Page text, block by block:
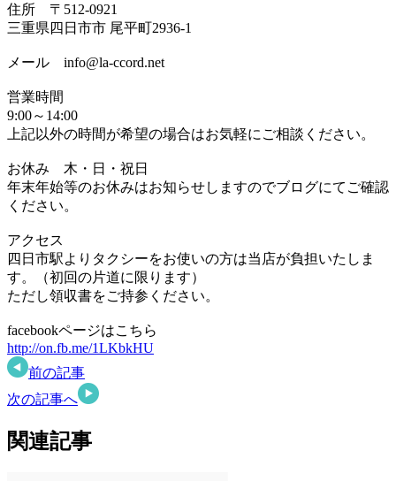
住所 〒512-0921
三重県四日市市 尾平町2936-1
メール info@la-ccord.net
営業時間
9:00～14:00
上記以外の時間が希望の場合はお気軽にご相談ください。
お休み 木・日・祝日
年末年始等のお休みはお知らせしますのでブログにてご確認
ください。
アクセス
四日市駅よりタクシーをお使いの方は当店が負担いたしま
す。（初回の片道に限ります）
ただし領収書をご持参ください。
facebookページはこちら
http://on.fb.me/1LKbkHU
前の記事
次の記事へ
関連記事